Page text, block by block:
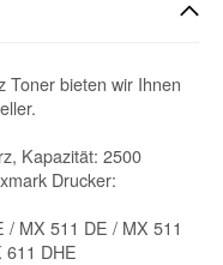
Toner bieten wir Ihnen
Kapazität: 2500
Drucker:
/ MX 511 DE / MX 511
611 DHE